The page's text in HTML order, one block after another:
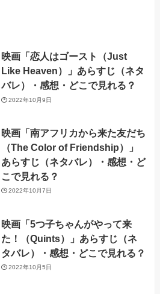
映画「恋人はゴースト（Just
Like Heaven）」あらすじ（ネタ
バレ）・感想・どこで見れる？
2022年10月9日
映画「南アフリカから来た友だち
（The Color of Friendship）」
あらすじ（ネタバレ）・感想・ど
こで見れる？
2022年10月7日
映画「5つ子ちゃんがやって来
た！（Quints）」あらすじ（ネ
タバレ）・感想・どこで見れる？
2022年10月5日